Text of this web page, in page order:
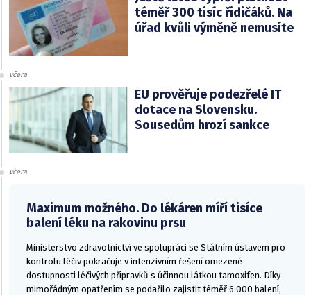
téměř 300 tisíc řidičáků. Na
úřad kvůli výměně nemusíte
včera
EU prověřuje podezřelé IT
dotace na Slovensku.
Sousedům hrozí sankce
včera
Maximum možného. Do lékáren míří tisíce
balení léku na rakovinu prsu
Ministerstvo zdravotnictví ve spolupráci se Státním ústavem pro
kontrolu léčiv pokračuje v intenzivním řešení omezené
dostupnosti léčivých přípravků s účinnou látkou tamoxifen. Díky
mimořádným opatřením se podařilo zajistit téměř 6 000 balení,